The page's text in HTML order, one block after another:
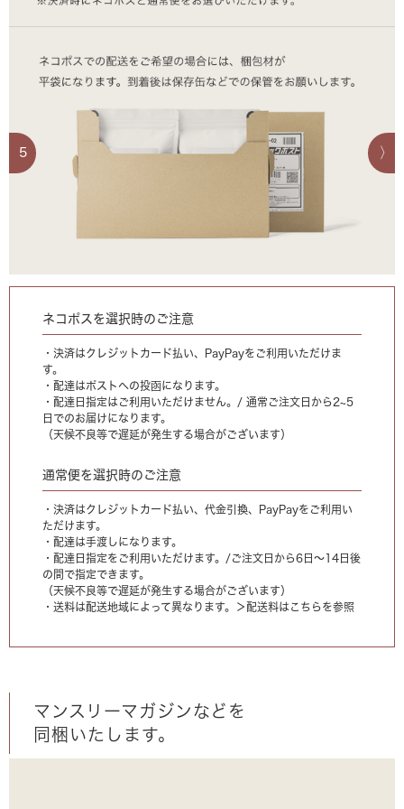
5
ネコポスを選択時のご注意
・決済はクレジットカード払い、PayPayをご利用いただけま
す。
・配達はポストへの投函になります。
・配達日指定はご利用いただけません。/ 通常ご注文日から2~5
日でのお届けになります。
（天候不良等で遅延が発生する場合がございます）
通常便を選択時のご注意
・決済はクレジットカード払い、代金引換、PayPayをご利用い
ただけます。
・配達は手渡しになります。
・配達日指定をご利用いただけます。/ご注文日から6日〜14日後
の間で指定できます。
（天候不良等で遅延が発生する場合がございます）
・送料は配送地域によって異なります。
＞配送料はこちらを参照
マンスリーマガジンなどを
同梱いたします。